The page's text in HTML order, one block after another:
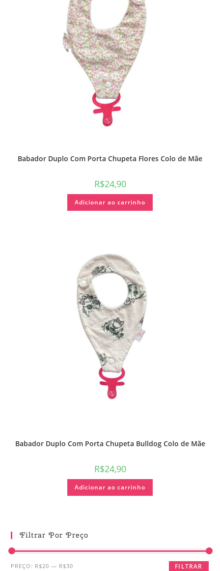
Babador Duplo Com Porta Chupeta Flores Colo de Mãe
R$24,90
Adicionar ao carrinho
Babador Duplo Com Porta Chupeta Bulldog Colo de Mãe
R$24,90
Adicionar ao carrinho
Filtrar Por Preço
FILTRAR
PREÇO: R$20 — R$30